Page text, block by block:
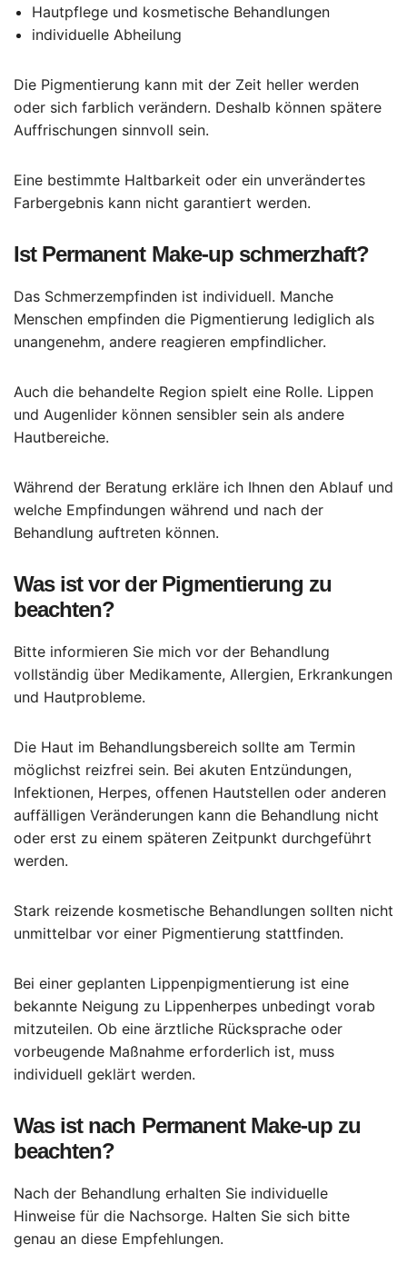
Hautpflege und kosmetische Behandlungen
individuelle Abheilung
Die Pigmentierung kann mit der Zeit heller werden
oder sich farblich verändern. Deshalb können spätere
Auffrischungen sinnvoll sein.
Eine bestimmte Haltbarkeit oder ein unverändertes
Farbergebnis kann nicht garantiert werden.
Ist Permanent Make-up schmerzhaft?
Das Schmerzempfinden ist individuell. Manche
Menschen empfinden die Pigmentierung lediglich als
unangenehm, andere reagieren empfindlicher.
Auch die behandelte Region spielt eine Rolle. Lippen
und Augenlider können sensibler sein als andere
Hautbereiche.
Während der Beratung erkläre ich Ihnen den Ablauf und
welche Empfindungen während und nach der
Behandlung auftreten können.
Was ist vor der Pigmentierung zu
beachten?
Bitte informieren Sie mich vor der Behandlung
vollständig über Medikamente, Allergien, Erkrankungen
und Hautprobleme.
Die Haut im Behandlungsbereich sollte am Termin
möglichst reizfrei sein. Bei akuten Entzündungen,
Infektionen, Herpes, offenen Hautstellen oder anderen
auffälligen Veränderungen kann die Behandlung nicht
oder erst zu einem späteren Zeitpunkt durchgeführt
werden.
Stark reizende kosmetische Behandlungen sollten nicht
unmittelbar vor einer Pigmentierung stattfinden.
Bei einer geplanten Lippenpigmentierung ist eine
bekannte Neigung zu Lippenherpes unbedingt vorab
mitzuteilen. Ob eine ärztliche Rücksprache oder
vorbeugende Maßnahme erforderlich ist, muss
individuell geklärt werden.
Was ist nach Permanent Make-up zu
beachten?
Nach der Behandlung erhalten Sie individuelle
Hinweise für die Nachsorge. Halten Sie sich bitte
genau an diese Empfehlungen.